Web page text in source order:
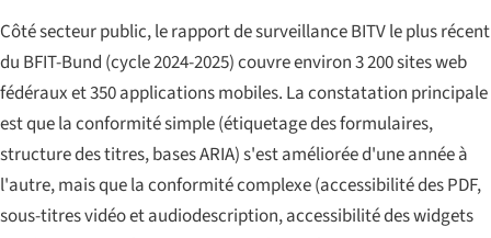
Côté secteur public, le rapport de surveillance BITV le plus récent
du BFIT-Bund (cycle 2024-2025) couvre environ 3 200 sites web
fédéraux et 350 applications mobiles. La constatation principale
est que la conformité simple (étiquetage des formulaires,
structure des titres, bases ARIA) s'est améliorée d'une année à
l'autre, mais que la conformité complexe (accessibilité des PDF,
sous-titres vidéo et audiodescription, accessibilité des widgets